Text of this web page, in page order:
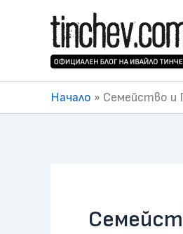
Начало » Семейство и